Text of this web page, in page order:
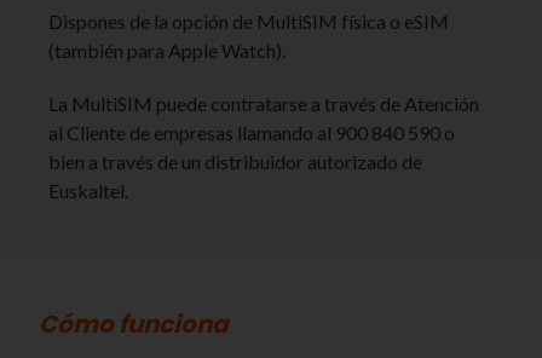
Dispones de la opción de MultiSIM física o eSIM
(también para Apple Watch).
La MultiSIM puede contratarse a través de Atención
al Cliente de empresas llamando al 900 840 590 o
bien a través de un distribuidor autorizado de
Euskaltel.
Cómo funciona